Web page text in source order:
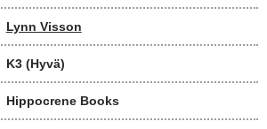
Lynn Visson
K3 (Hyvä)
Hippocrene Books